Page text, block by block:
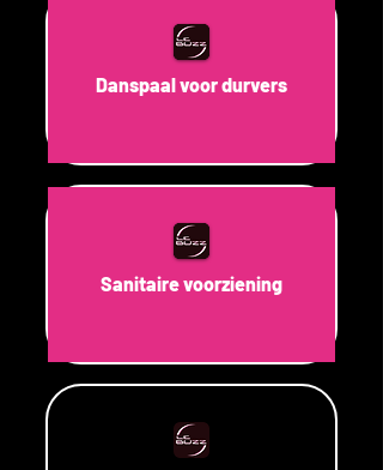
Danspaal voor durvers
Sanitaire voorziening